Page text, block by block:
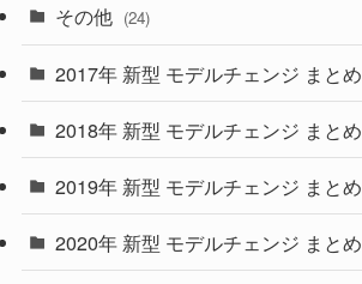
(4)
(30)
(27)
(33)
(10)
(35)
その他 (24)
2017年 新型 モデルチェンジ まとめ
2018年 新型 モデルチェンジ まとめ
2019年 新型 モデルチェンジ まとめ
2020年 新型 モデルチェンジ まとめ